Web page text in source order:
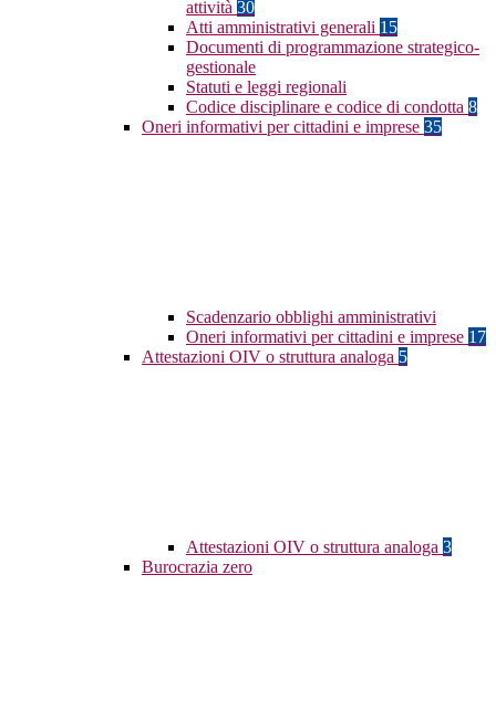
attività 30
Atti amministrativi generali 15
Documenti di programmazione strategico-
gestionale
Statuti e leggi regionali
Codice disciplinare e codice di condotta 8
Oneri informativi per cittadini e imprese 35
Scadenzario obblighi amministrativi
Oneri informativi per cittadini e imprese 17
Attestazioni OIV o struttura analoga 5
Attestazioni OIV o struttura analoga 3
Burocrazia zero